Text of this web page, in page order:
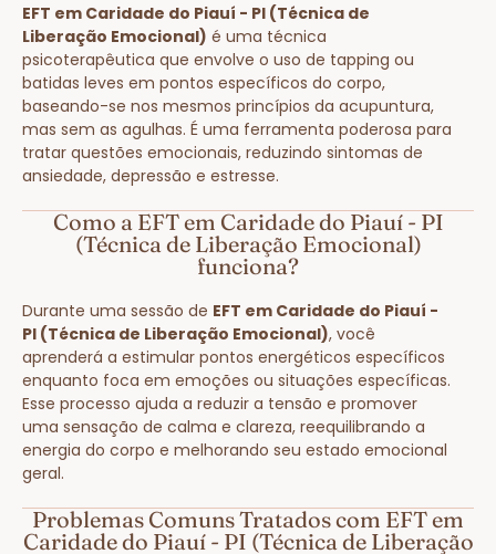
EFT em Caridade do Piauí - PI (Técnica de
Liberação Emocional) é uma técnica
psicoterapêutica que envolve o uso de tapping ou
batidas leves em pontos específicos do corpo,
baseando-se nos mesmos princípios da acupuntura,
mas sem as agulhas. É uma ferramenta poderosa para
tratar questões emocionais, reduzindo sintomas de
ansiedade, depressão e estresse.
Como a EFT em Caridade do Piauí - PI
(Técnica de Liberação Emocional)
funciona?
Durante uma sessão de EFT em Caridade do Piauí -
PI (Técnica de Liberação Emocional), você
aprenderá a estimular pontos energéticos específicos
enquanto foca em emoções ou situações específicas.
Esse processo ajuda a reduzir a tensão e promover
uma sensação de calma e clareza, reequilibrando a
energia do corpo e melhorando seu estado emocional
geral.
Problemas Comuns Tratados com EFT em
Caridade do Piauí - PI (Técnica de Liberação